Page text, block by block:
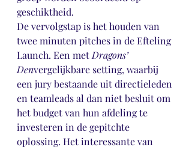
geschiktheid.
De vervolgstap is het houden van
twee minuten pitches in de Efteling
Launch. Een met Dragons’
Denvergelijkbare setting, waarbij
een jury bestaande uit directieleden
en teamleads al dan niet besluit om
het budget van hun afdeling te
investeren in de gepitchte
oplossing. Het interessante van